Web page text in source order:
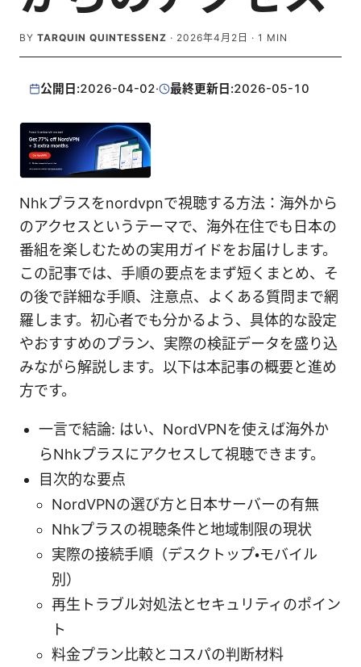
BY TARQUIN QUINTESSENZ · 2026年4月2日 · 1 MIN
公開日:2026-04-02· 最終更新日:2026-05-10
Nhkプラスをnordvpnで視聴する方法：海外から
のアクセスというテーマで、海外在住でも日本の
番組を楽しむための実用ガイドをお届けします。
この記事では、手順の要点をまず短くまとめ、そ
の後で詳細な手順、注意点、よくある質問まで網
羅します。初心者でも分かるよう、具体的な設定
やおすすめのプラン、実際の検証データを盛り込
みながら解説します。以下は本記事の概要と進め
方です。
一言で結論: はい、NordVPNを使えば海外か
らNhkプラスにアクセスして視聴できます。
目次的な要点
NordVPNの選び方と日本サーバーの有無
Nhkプラスの視聴条件と地域制限の現状
実際の接続手順（デスクトップ・モバイル
別）
再生トラブル対処法とセキュリティのポイン
ト
料金プラン比較とコスパの判断材料